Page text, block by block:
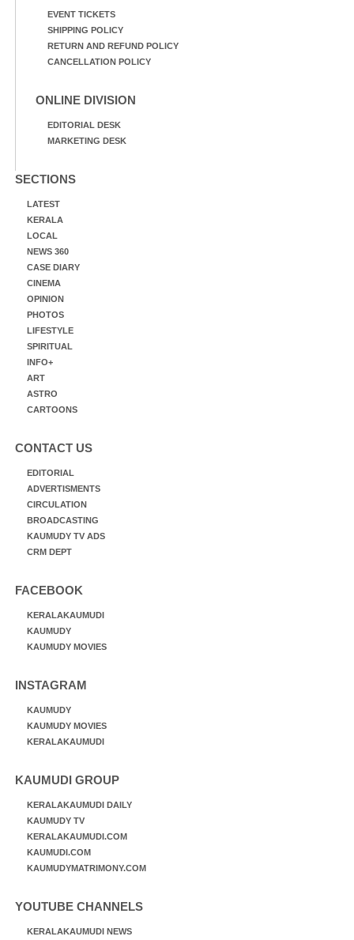
EVENT TICKETS
SHIPPING POLICY
RETURN AND REFUND POLICY
CANCELLATION POLICY
ONLINE DIVISION
EDITORIAL DESK
MARKETING DESK
SECTIONS
LATEST
KERALA
LOCAL
NEWS 360
CASE DIARY
CINEMA
OPINION
PHOTOS
LIFESTYLE
SPIRITUAL
INFO+
ART
ASTRO
CARTOONS
CONTACT US
EDITORIAL
ADVERTISMENTS
CIRCULATION
BROADCASTING
KAUMUDY TV ADS
CRM DEPT
FACEBOOK
KERALAKAUMUDI
KAUMUDY
KAUMUDY MOVIES
INSTAGRAM
KAUMUDY
KAUMUDY MOVIES
KERALAKAUMUDI
KAUMUDI GROUP
KERALAKAUMUDI DAILY
KAUMUDY TV
KERALAKAUMUDI.COM
KAUMUDI.COM
KAUMUDYMATRIMONY.COM
YOUTUBE CHANNELS
KERALAKAUMUDI NEWS